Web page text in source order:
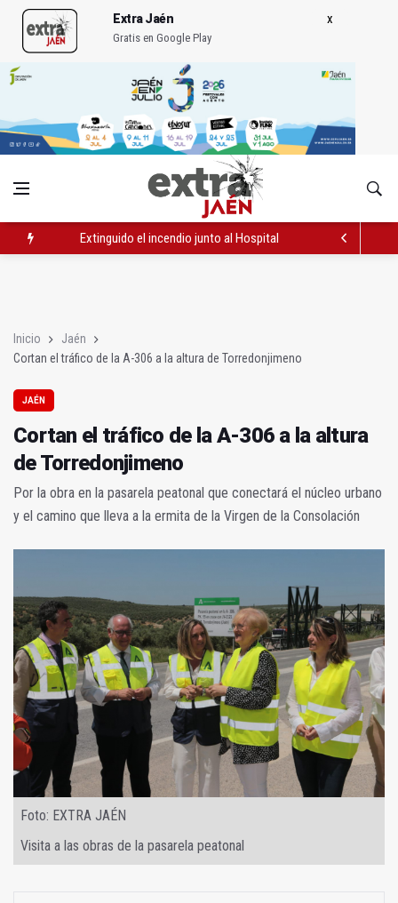
Extra Jaén
Gratis en Google Play
Extinguido el incendio junto al Hospital Neurotraumatológico
Inicio
Jaén
Cortan el tráfico de la A-306 a la altura de Torredonjimeno
JAÉN
Cortan el tráfico de la A-306 a la altura
de Torredonjimeno
Por la obra en la pasarela peatonal que conectará el núcleo urbano
y el camino que lleva a la ermita de la Virgen de la Consolación
Foto: EXTRA JAÉN
Visita a las obras de la pasarela peatonal